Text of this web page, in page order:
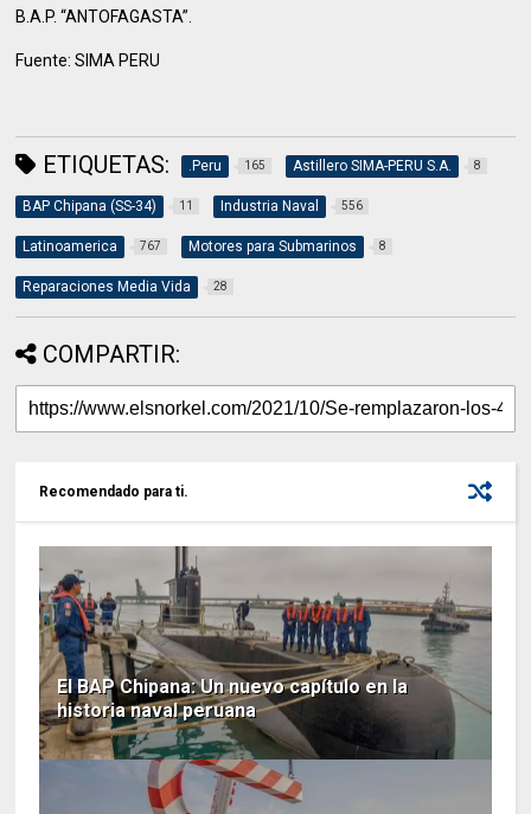
B.A.P. “ANTOFAGASTA”.
Fuente: SIMA PERU
ETIQUETAS: .Peru 165 Astillero SIMA-PERU S.A. 8
BAP Chipana (SS-34) 11 Industria Naval 556
Latinoamerica 767 Motores para Submarinos 8
Reparaciones Media Vida 28
COMPARTIR:
Recomendado para ti.
El BAP Chipana: Un nuevo capítulo en la
historia naval peruana